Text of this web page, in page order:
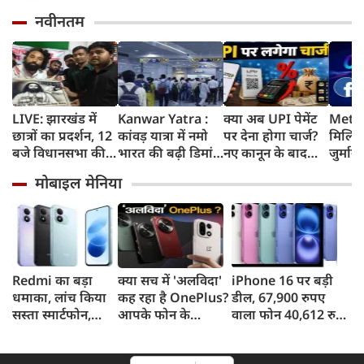
नवीनतम
LIVE: झारखंड में
छात्रों का प्रदर्शन, 12
बजे विधानसभा की
Kanwar Yatra :
कांवड़ यात्रा में नमो
भारत की बढ़ी डिमांड,
कई स्टेशनों पर 50%
तक बढ़ी यात्रियों की
संख्या
क्या अब UPI पेमेंट
पर देना होगा चार्ज?
नए कानून के बाद
शुल्क और किसे नहीं
Meta
कोर्ट
मोबाइल मेनिया
Redmi का बड़ा
धमाका, लांच किया
सस्ता स्मार्टफोन,
क्या सच में 'अलविदा'
कह रहा है OnePlus?
आपके फोन के
iPhone 16 पर बड़ी
डील, 67,900 रुपए
वाला फोन 40,612 रुपए